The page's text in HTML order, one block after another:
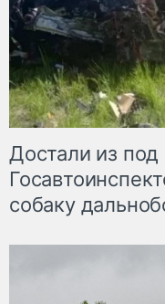
Достали из
собаку